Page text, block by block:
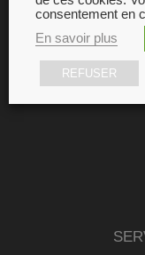
consentement en
En savoir plus
REFUSER